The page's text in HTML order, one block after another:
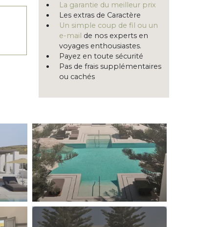
La garantie du meilleur prix
Les extras de Caractère
Un simple coup de fil ou un
e-mail de nos experts en
voyages enthousiastes.
Payez en toute sécurité
Pas de frais supplémentaires
ou cachés